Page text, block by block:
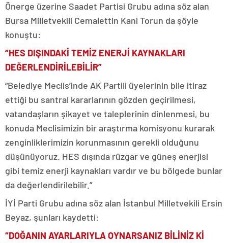
Önerge üzerine Saadet Partisi Grubu adına söz alan
Bursa Milletvekili Cemalettin Kani Torun da şöyle
konuştu:
“HES DIŞINDAKİ TEMİZ ENERJİ KAYNAKLARI
DEĞERLENDİRİLEBİLİR”
“Belediye Meclis’inde AK Partili üyelerinin bile itiraz
ettiği bu santral kararlarının gözden geçirilmesi,
vatandaşların şikayet ve taleplerinin dinlenmesi, bu
konuda Meclisimizin bir araştırma komisyonu kurarak
zenginliklerimizin korunmasının gerekli olduğunu
düşünüyoruz. HES dışında rüzgar ve güneş enerjisi
gibi temiz enerji kaynakları vardır ve bu bölgede bunlar
da değerlendirilebilir.”
İYİ Parti Grubu adına söz alan İstanbul Milletvekili Ersin
Beyaz, şunları kaydetti:
“DOĞANIN AYARLARIYLA OYNARSANIZ BİLİNİZ Kİ